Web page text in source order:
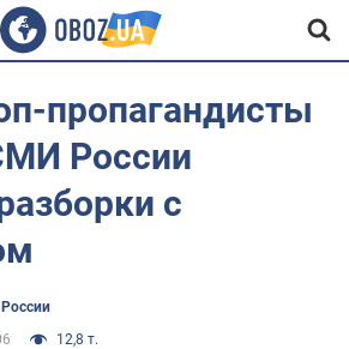
пропагандисты
России
с
12,8 т.